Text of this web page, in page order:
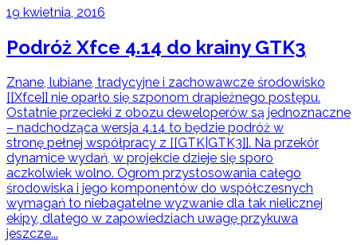
19 kwietnia, 2016
Podróż Xfce 4.14 do krainy GTK3
Znane, lubiane, tradycyjne i zachowawcze środowisko
[[Xfce]] nie oparło się szponom drapieżnego postępu.
Ostatnie przecieki z obozu deweloperów są jednoznaczne
– nadchodząca wersja 4.14 to będzie podróż w
stronę pełnej współpracy z [[GTK|GTK3]]. Na przekór
dynamice wydań, w projekcie dzieje się sporo
aczkolwiek wolno. Ogrom przystosowania całego
środowiska i jego komponentów do współczesnych
wymagań to niebagatelne wyzwanie dla tak nielicznej
ekipy, dlatego w zapowiedziach uwagę przykuwa
jeszcze...